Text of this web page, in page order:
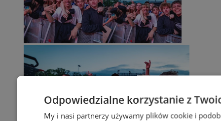
Odpowiedzialne korzystanie z
My i nasi partnerzy używamy plików cookie i